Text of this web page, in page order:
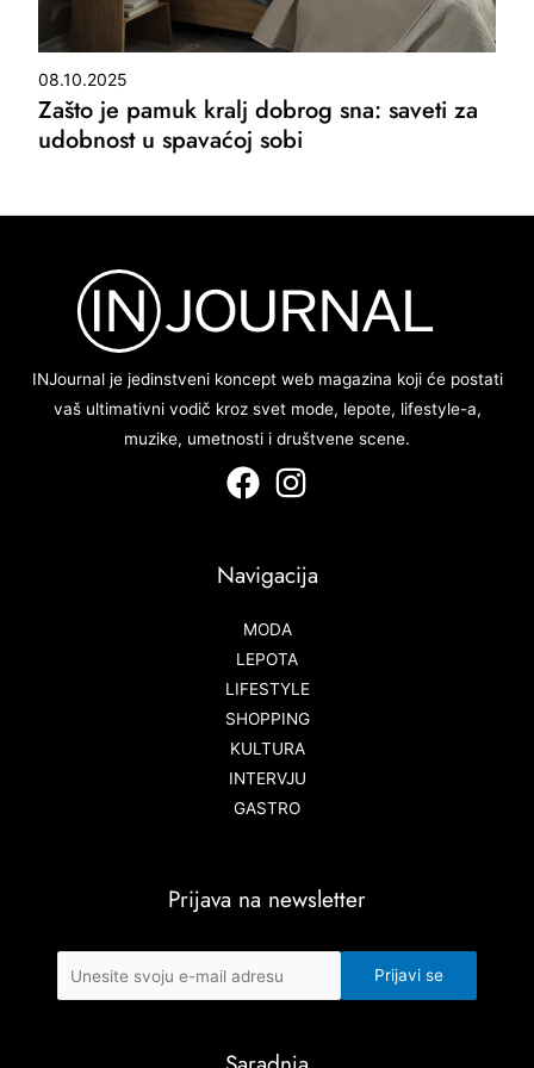
08.10.2025
Zašto je pamuk kralj dobrog sna: saveti za
udobnost u spavaćoj sobi
INJournal je jedinstveni koncept web magazina koji će postati
vaš ultimativni vodič kroz svet mode, lepote, lifestyle-a,
muzike, umetnosti i društvene scene.
Navigacija
MODA
LEPOTA
LIFESTYLE
SHOPPING
KULTURA
INTERVJU
GASTRO
Prijava na newsletter